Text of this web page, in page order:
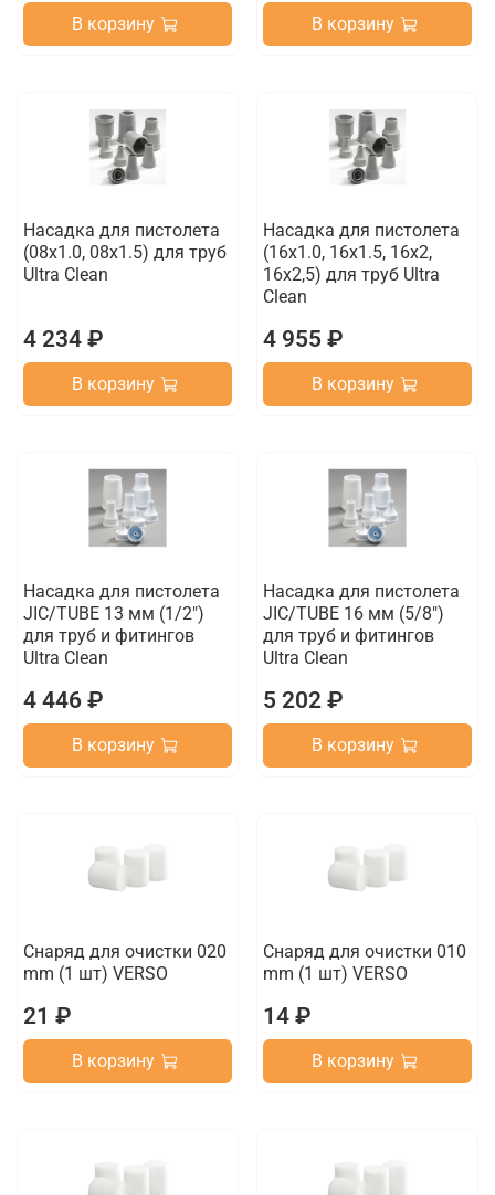
В корзину В корзину
Насадка для пистолета
(08х1.0, 08x1.5) для труб
Ultra Clean
4 234 ₽
В корзину
Насадка для пистолета
(16х1.0, 16x1.5, 16x2,
16x2,5) для труб Ultra
Clean
4 955 ₽
В корзину
Насадка для пистолета
JIC/TUBE 13 мм (1/2")
для труб и фитингов
Ultra Clean
4 446 ₽
В корзину
Насадка для пистолета
JIC/TUBE 16 мм (5/8")
для труб и фитингов
Ultra Clean
5 202 ₽
В корзину
Снаряд для очистки 020
mm (1 шт) VERSO
21 ₽
В корзину
Снаряд для очистки 010
mm (1 шт) VERSO
14 ₽
В корзину